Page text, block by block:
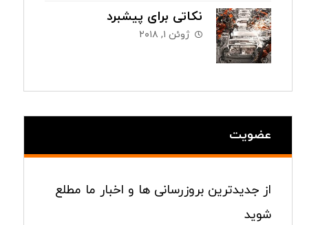
نکاتی برای پیشبرد
ژوئن ۱, ۲۰۱۸
عضویت
از جدیدترین بروزرسانی ها و اخبار ما مطلع
شوید